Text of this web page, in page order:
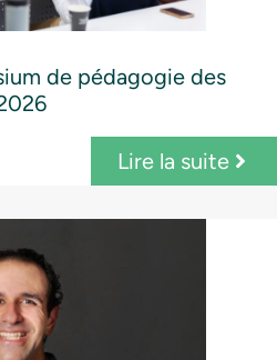
de pédagogie des
Lire la suite